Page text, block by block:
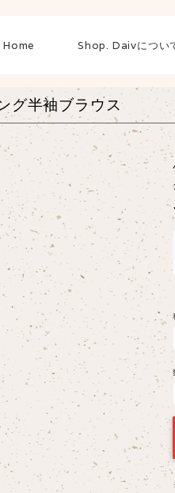
Home Shop. Daivについ
グ半袖ブラウス